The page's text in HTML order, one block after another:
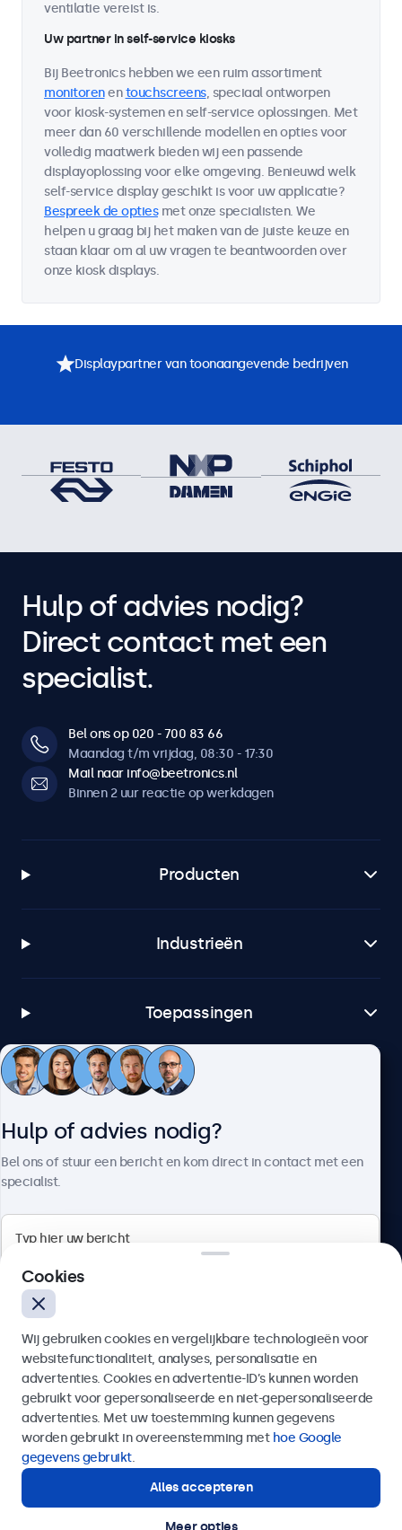
ventilatie vereist is.
Uw partner in self-service kiosks
Bij Beetronics hebben we een ruim assortiment
monitorenentouchscreens, speciaal ontworpen
voor kiosk-systemen en self-service oplossingen. Met
meer dan 60 verschillende modellen en opties voor
volledig maatwerk bieden wij een passende
displayoplossing voor elke omgeving. Benieuwd welk
self-service display geschikt is voor uw applicatie?
Bespreek de optiesmet onze specialisten. We
helpen u graag bij het maken van de juiste keuze en
staan klaar om al uw vragen te beantwoorden over
onze kiosk displays.
Displaypartner van toonaangevende bedrijven
Hulp of advies nodig?
Direct contact met een
specialist.
Bel ons op 020 - 700 83 66
Maandag t/m vrijdag, 08:30 - 17:30
Mail naar info@beetronics.nl
Binnen 2 uur reactie op werkdagen
Producten
Industrieën
Toepassingen
Klantenservice
4.8/5 door 5000+ bedrijven
Nederlands
Hulp of advies nodig?
Bel ons of stuur een bericht en kom direct in contact met een
specialist.
Verzenden
Of bel ons op
Hulp of advies nodig?
Direct contact met een specialist.
Cookies
Wij gebruiken cookies en vergelijkbare technologieën voor
websitefunctionaliteit, analyses, personalisatie en
advertenties. Cookies en advertentie-ID’s kunnen worden
gebruikt voor gepersonaliseerde en niet-gepersonaliseerde
advertenties. Met uw toestemming kunnen gegevens
worden gebruikt in overeenstemming met hoe Google
gegevens gebruikt.
Alles accepteren
Meer opties